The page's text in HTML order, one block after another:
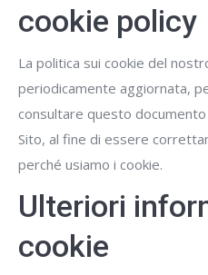
cookie policy
La politica sui cookie del
periodicamente aggiornata,
consultare questo
Sito, al fine di essere
perché usiamo i cookie.
Ulteriori
cookie